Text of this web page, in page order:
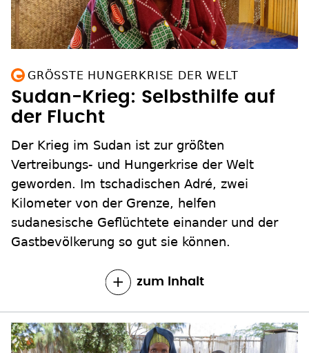
GRÖSSTE HUNGERKRISE DER WELT
Sudan-Krieg: Selbsthilfe auf
der Flucht
Der Krieg im Sudan ist zur größten
Vertreibungs- und Hungerkrise der Welt
geworden. Im tschadischen Adré, zwei
Kilometer von der Grenze, helfen
sudanesische Geflüchtete einander und der
Gastbevölkerung so gut sie können.
zum Inhalt